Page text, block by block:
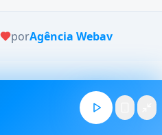
porAgência Webav